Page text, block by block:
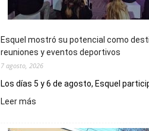
Esquel mostró su potencial como
reuniones y eventos deportivos
7 agosto, 2026
Los días 5 y 6 de agosto, Esquel
Leer más